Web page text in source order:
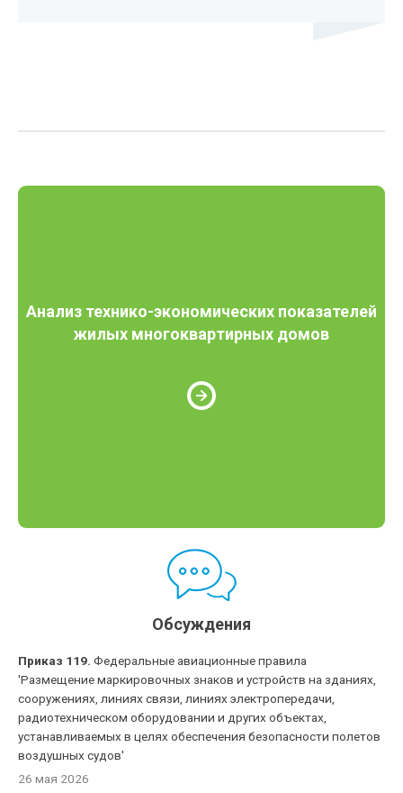
Анализ технико-экономических показателей
жилых многоквартирных домов
Обсуждения
Приказ 119. Федеральные авиационные правила
'Размещение маркировочных знаков и устройств на зданиях,
сооружениях, линиях связи, линиях электропередачи,
радиотехническом оборудовании и других объектах,
устанавливаемых в целях обеспечения безопасности полетов
воздушных судов'
26 мая 2026